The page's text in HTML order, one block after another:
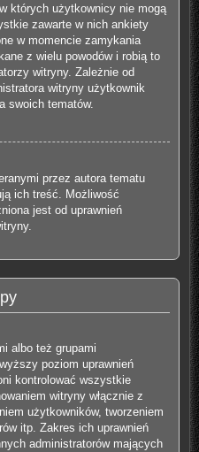
których użytkownicy nie mogą
zawarte w nich ankiety
w momencie zamykania
z wielu powodów i robią to
witryny. Zależnie od
witryny użytkownik
swoich tematów.
przez autora tematu
ich treść. Możliwość
jest od uprawnień
albo też grupami
poziom uprawnień
kontrolować wszystkie
witryny włącznie z
użytkowników, tworzeniem
itp. Zakres ich uprawnień
administratorów mających